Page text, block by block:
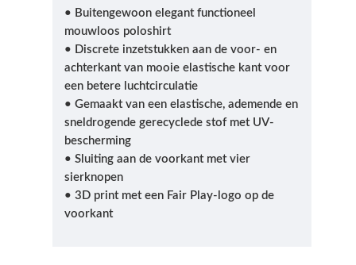
• Buitengewoon elegant functioneel
mouwloos poloshirt
• Discrete inzetstukken aan de voor- en
achterkant van mooie elastische kant voor
een betere luchtcirculatie
• Gemaakt van een elastische, ademende en
sneldrogende gerecyclede stof met UV-
bescherming
• Sluiting aan de voorkant met vier
sierknopen
• 3D print met een Fair Play-logo op de
voorkant